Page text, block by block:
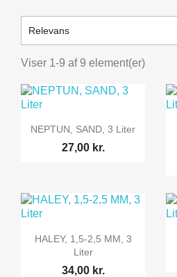
Relevans
Viser 1-9 af 9 element(er)
 Vis her
NEPTUN, SAND, 3 Liter
27,00 kr.
 Vis her
HALEY, 1,5-2,5 MM, 3
Liter
34,00 kr.